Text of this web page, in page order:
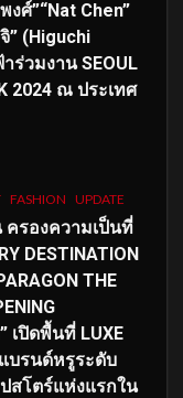
ศ์”“Nat Chen”
” (Higuchi
ร่วมงาน SEOUL
2024 ณ ประเทศ
FASHION UPDATE
รองความเป็นที่
DESTINATION
THE
เปิดพื้นที่ LUXE
บรนด์หรูระดับ
สโตร์แห่งแรกใน